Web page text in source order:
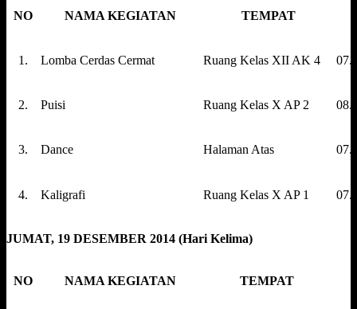
NO NAMA KEGIATAN TEMPAT
1. Lomba Cerdas Cermat Ruang Kelas XII AK 4
2. Puisi Ruang Kelas X AP 2
3. Dance Halaman Atas
4. Kaligrafi Ruang Kelas X AP 1
JUMAT, 19 DESEMBER 2014 (Hari Kelima)
NO NAMA KEGIATAN TEMPAT